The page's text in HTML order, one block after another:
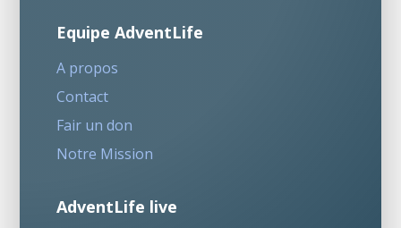
Equipe AdventLife
A propos
Contact
Fair un don
Notre Mission
AdventLife live